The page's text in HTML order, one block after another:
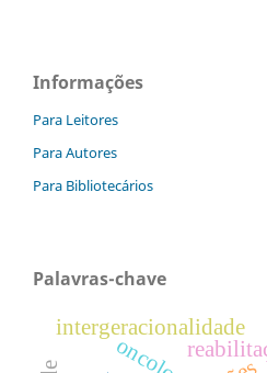
Informações
Para Leitores
Para Autores
Para Bibliotecários
Palavras-chave
intergeracionalidade